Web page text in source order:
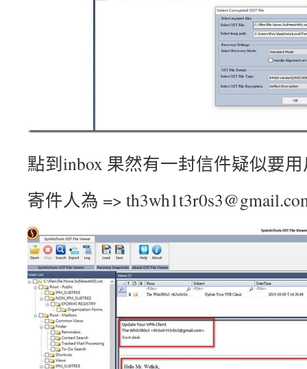
點到inbox 果然有一封信件疑似要
寄件人為 =>